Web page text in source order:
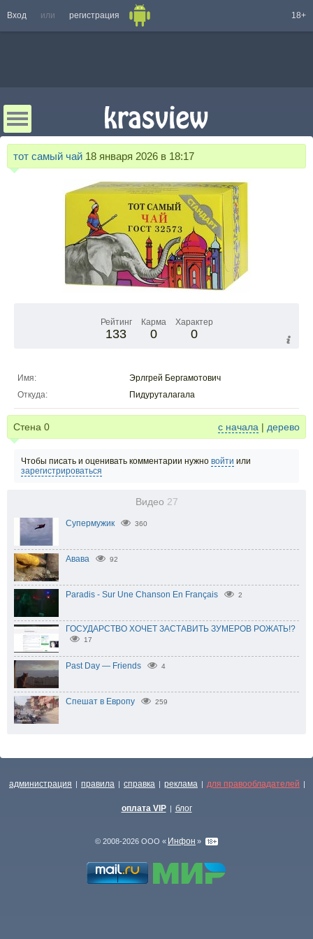
Вход или регистрация 18+
тот самый чай 18 января 2026 в 18:17
Рейтинг
133
Карма
0
Характер
0
Имя:
Эрлгрей Бергамотович
Откуда:
Пидуруталагала
Стена 0 с начала | дерево
Чтобы писать и оценивать комментарии нужно войти или
зарегистрироваться
Видео 27
Супермужик 360
Авава 92
Paradis - Sur Une Chanson En Français 2
ГОСУДАРСТВО ХОЧЕТ ЗАСТАВИТЬ ЗУМЕРОВ РОЖАТЬ!?
17
Past Day — Friends 4
Спешат в Европу 259
администрация | правила | справка | реклама | для правообладателей |
оплата VIP | блог
© 2008-2026 ООО « Инфон »